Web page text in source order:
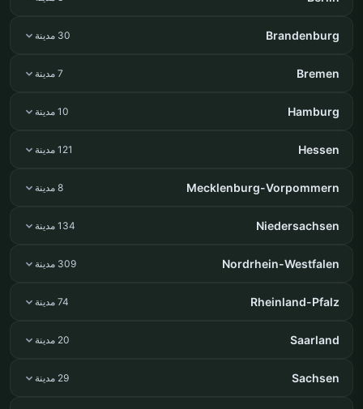
Brandenburg 30 مدينة
Bremen 7 مدينة
Hamburg 10 مدينة
Hessen 121 مدينة
Mecklenburg-Vorpommern 8 مدينة
Niedersachsen 134 مدينة
Nordrhein-Westfalen 309 مدينة
Rheinland-Pfalz 74 مدينة
Saarland 20 مدينة
Sachsen 29 مدينة